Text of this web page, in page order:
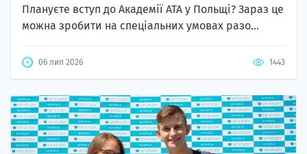
Плануєте вступ до Академії ATA у Польщі? Зараз це
можна зробити на спеціальних умовах разо...
06 лип 2026 1443